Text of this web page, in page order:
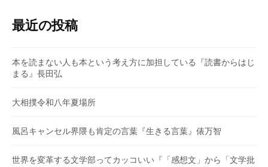
最近の投稿
本を読まない人も本という考え方に加担している『読書からはじ
まる』長田弘
大相撲令和八年夏場所
風呂キャンセル界隈も肯定の言葉『生きる言葉』俵万智
世界を変革する文学部ってカッコいい『「感想文」から「文学批